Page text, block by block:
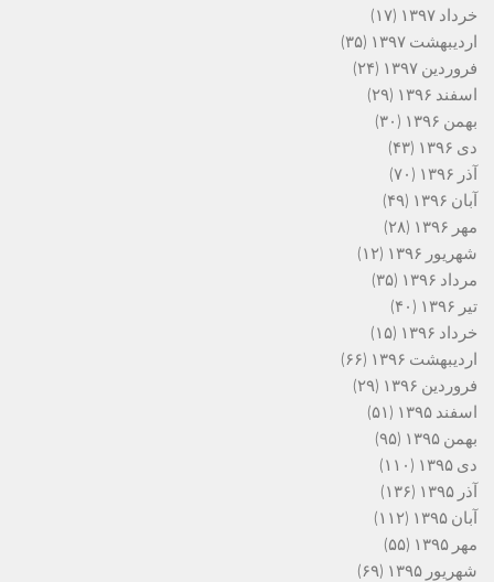
خرداد ۱۳۹۷
(۱۷)
اردیبهشت ۱۳۹۷
(۳۵)
فروردین ۱۳۹۷
(۲۴)
اسفند ۱۳۹۶
(۲۹)
بهمن ۱۳۹۶
(۳۰)
دی ۱۳۹۶
(۴۳)
آذر ۱۳۹۶
(۷۰)
آبان ۱۳۹۶
(۴۹)
مهر ۱۳۹۶
(۲۸)
شهریور ۱۳۹۶
(۱۲)
مرداد ۱۳۹۶
(۳۵)
تیر ۱۳۹۶
(۴۰)
خرداد ۱۳۹۶
(۱۵)
اردیبهشت ۱۳۹۶
(۶۶)
فروردین ۱۳۹۶
(۲۹)
اسفند ۱۳۹۵
(۵۱)
بهمن ۱۳۹۵
(۹۵)
دی ۱۳۹۵
(۱۱۰)
آذر ۱۳۹۵
(۱۳۶)
آبان ۱۳۹۵
(۱۱۲)
مهر ۱۳۹۵
(۵۵)
شهریور ۱۳۹۵
(۶۹)